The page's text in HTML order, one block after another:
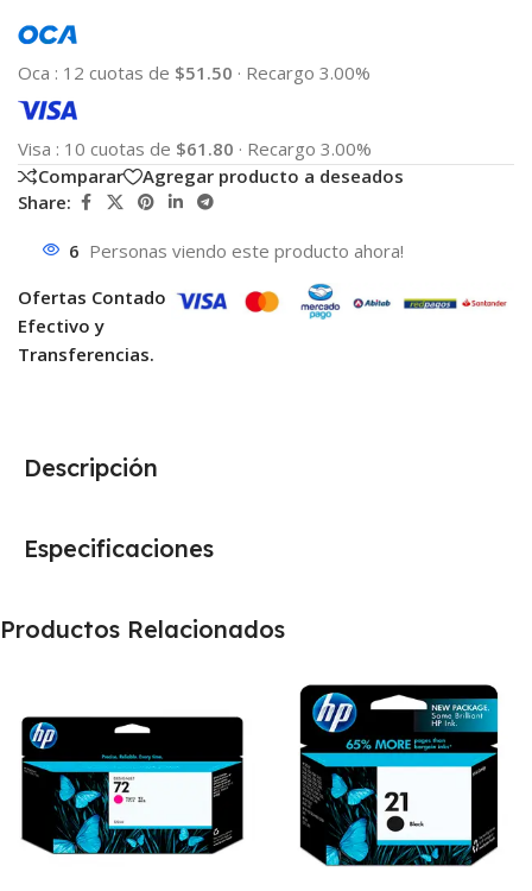
Oca : 12 cuotas de $51.50 · Recargo 3.00%
Visa : 10 cuotas de $61.80 · Recargo 3.00%
Comparar
Agregar producto a deseados
Share:
6 Personas viendo este producto ahora!
Ofertas Contado
Efectivo y
Transferencias.
Descripción
Especificaciones
Productos Relacionados